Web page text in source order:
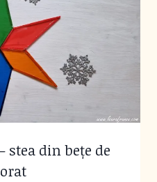
stea din bețe de